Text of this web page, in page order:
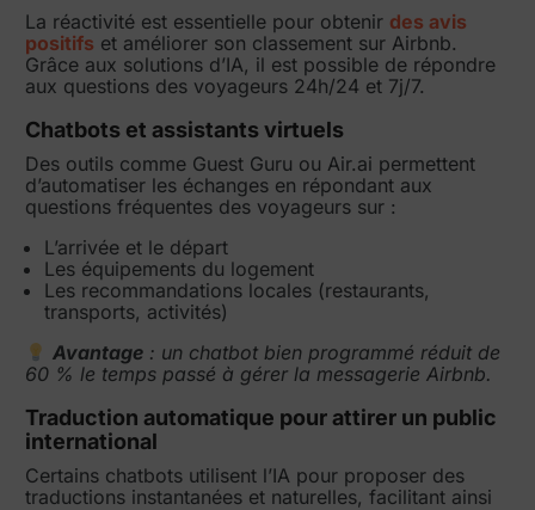
La réactivité est essentielle pour obtenir des avis
positifs et améliorer son classement sur Airbnb.
Grâce aux solutions d’IA, il est possible de répondre
aux questions des voyageurs 24h/24 et 7j/7.
Chatbots et assistants virtuels
Des outils comme Guest Guru ou Air.ai permettent
d’automatiser les échanges en répondant aux
questions fréquentes des voyageurs sur :
L’arrivée et le départ
Les équipements du logement
Les recommandations locales (restaurants,
transports, activités)
Avantage : un chatbot bien programmé réduit de
60 % le temps passé à gérer la messagerie Airbnb.
Traduction automatique pour attirer un public
international
Certains chatbots utilisent l’IA pour proposer des
traductions instantanées et naturelles, facilitant ainsi